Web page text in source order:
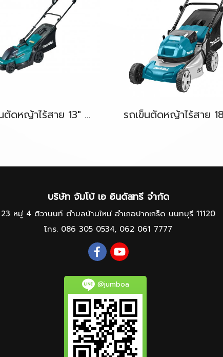
รถเข็นตัดหญ้าไร้สาย 13" 18V-LXT MAKITA DLM330Z ตัวเครื่องเปล่า
บริษัท จัมโบ้ เอ อินดัสทรี จำกัด
23 หมู่ 4 ติวานนท์ ตำบลบ้านใหม่ อำเภอปากเกร็ด นนทบุรี 11120
โทร. 086 305 0534, 062 061 7777
@jumboa